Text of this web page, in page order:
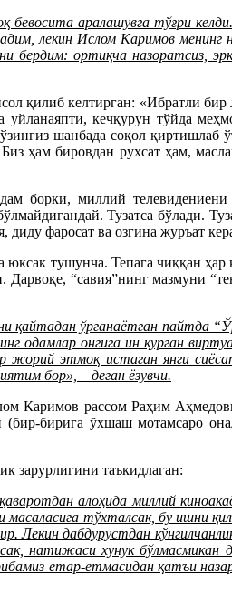
бевосита аралашувга тўғри
лекин Ислом Каримов
бердим: ортиқча назоратсиз,
қилиб келтирган: «Ибратли
кечқурун тўйда
шанбада соқол
ҳам бировдан рухсат ҳам,
борки, миллий
Тузатса
фаросат ва озгина журъат
тушунча. Тепага чиққан
“савия”нинг мазмуни
қайтадан ўрганаётган пайтда
одамлар онгига ин қурган
этмоқ истаган янги
бор», – деган ёзувчи.
Каримов рассом Раҳим
бирига ўхшаш мотамсаро
зарурлигини таъкидлаган:
алоҳида миллий
тўхталсак, бу ишни
Лекин дабдурустдан
натижаси хунук бўлмасмикан
етар-етмасидан қатъи